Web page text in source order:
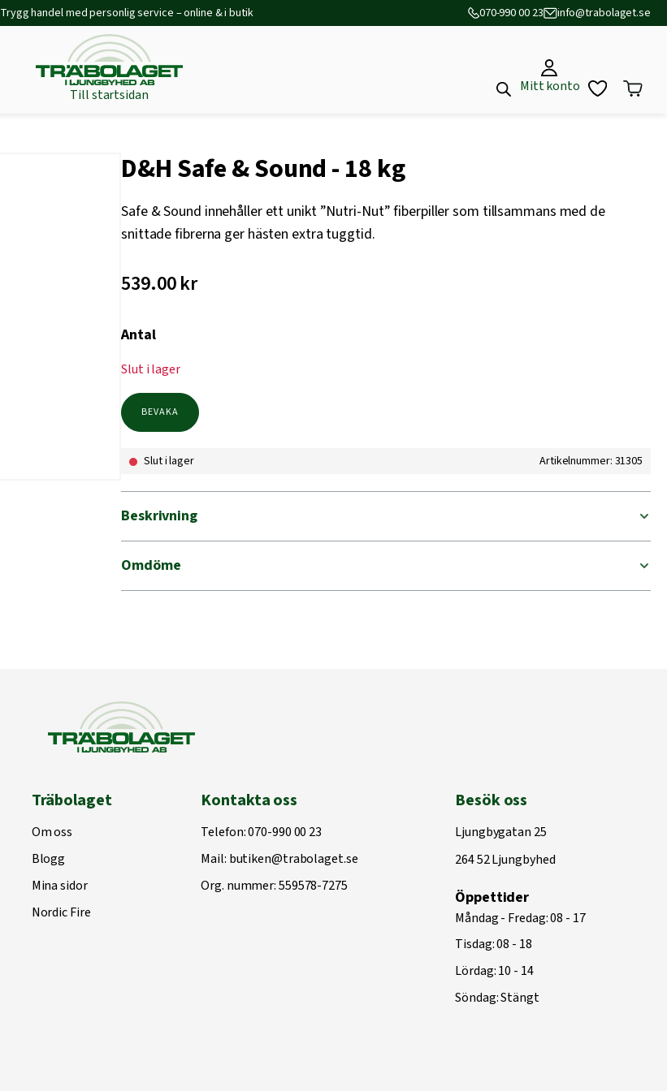
Trygg handel med personlig service – online & i butik 070-990 00 23 info@trabolaget.se
Till startsidan
Mitt konto
D&H Safe & Sound - 18 kg
Safe & Sound innehåller ett unikt ”Nutri-Nut” fiberpiller som tillsammans med de
snittade fibrerna ger hästen extra tuggtid.
539.00kr
Antal
Slut i lager
BEVAKA
Slut i lager Artikelnummer: 31305
Beskrivning
Omdöme
Träbolaget
Om oss
Blogg
Mina sidor
Nordic Fire
Kontakta oss
Telefon:070-990 00 23
Mail: butiken@trabolaget.se
Org. nummer: 559578-7275
Besök oss
Ljungbygatan 25
264 52 Ljungbyhed
Öppettider
Måndag - Fredag: 08 - 17
Tisdag: 08 - 18
Lördag: 10 - 14
Söndag: Stängt